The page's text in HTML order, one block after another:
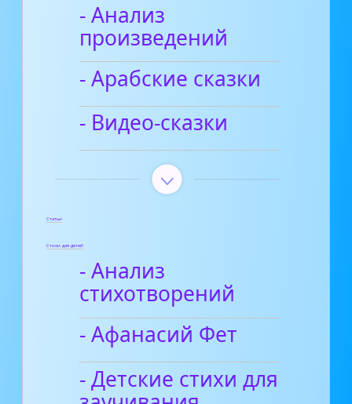
- Анализ
произведений
- Арабские сказки
- Видео-сказки
Статьи
Стихи для детей
- Анализ
стихотворений
- Афанасий Фет
- Детские стихи для